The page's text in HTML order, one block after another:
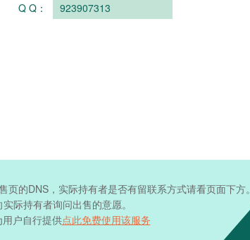
Q Q： 923907313
的DNS，实际持有者是否有留联系方式请看页面下方。
际持有者询问出售的意愿。
户自行提供点此免费使用该服务